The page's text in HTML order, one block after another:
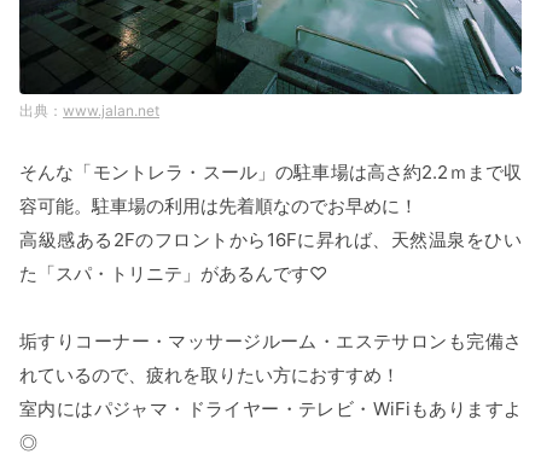
www.jalan.net
そんな「モントレラ・スール」の駐車場は高さ約2.2ｍまで収
容可能。駐車場の利用は先着順なのでお早めに！
高級感ある2Fのフロントから16Fに昇れば、天然温泉をひい
た「スパ・トリニテ」があるんです♡
垢すりコーナー・マッサージルーム・エステサロンも完備さ
れているので、疲れを取りたい方におすすめ！
室内にはパジャマ・ドライヤー・テレビ・WiFiもありますよ
◎